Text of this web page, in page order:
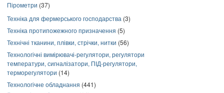
Пірометри (37)
Техніка для фермерського господарства (3)
Техніка протипожежного призначення (5)
Технічні тканини, плівки, стрічки, нитки (56)
Технологічні вимірювачі-регулятори, регулятори
температури, сигналізатори, ПІД-регулятори,
терморегулятори (14)
Технологічне обладнання (441)